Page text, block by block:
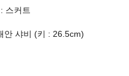
스커트
안 샤비 (키 : 26.5cm)